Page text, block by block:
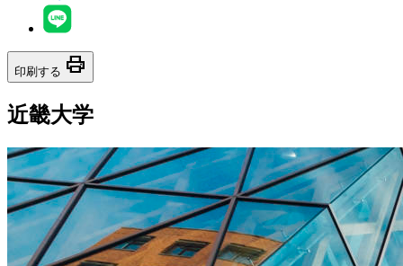
印刷する print
近畿大学